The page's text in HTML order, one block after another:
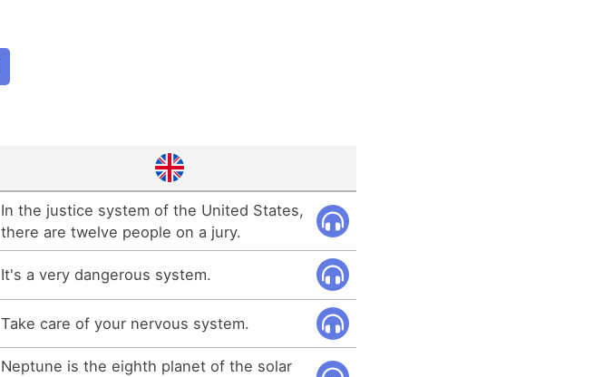
In the justice system of the United States,
there are twelve people on a jury.
It's a very dangerous system.
Take care of your nervous system.
Neptune is the eighth planet of the solar